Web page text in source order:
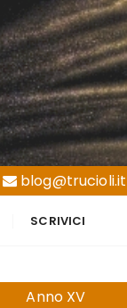
blog@trucioli.it
SCRIVICI
Anno XV